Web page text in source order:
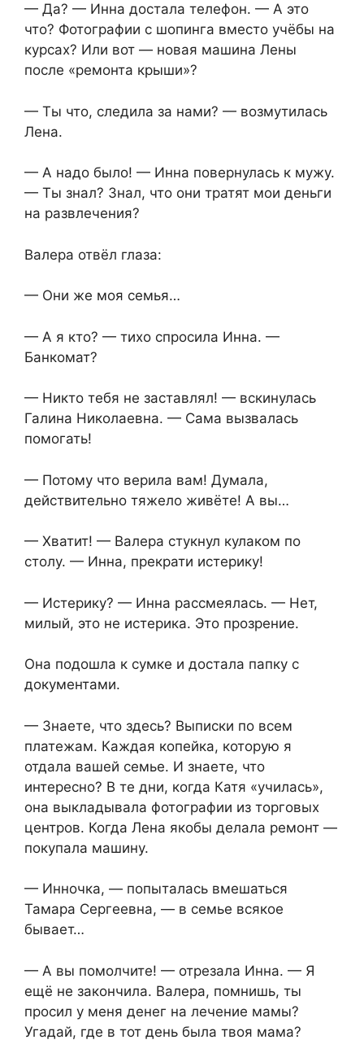
— Да? — Инна достала телефон. — А это
что? Фотографии с шопинга вместо учёбы на
курсах? Или вот — новая машина Лены
после «ремонта крыши»?
— Ты что, следила за нами? — возмутилась
Лена.
— А надо было! — Инна повернулась к мужу.
— Ты знал? Знал, что они тратят мои деньги
на развлечения?
Валера отвёл глаза:
— Они же моя семья…
— А я кто? — тихо спросила Инна. —
Банкомат?
— Никто тебя не заставлял! — вскинулась
Галина Николаевна. — Сама вызвалась
помогать!
— Потому что верила вам! Думала,
действительно тяжело живёте! А вы…
— Хватит! — Валера стукнул кулаком по
столу. — Инна, прекрати истерику!
— Истерику? — Инна рассмеялась. — Нет,
милый, это не истерика. Это прозрение.
Она подошла к сумке и достала папку с
документами.
— Знаете, что здесь? Выписки по всем
платежам. Каждая копейка, которую я
отдала вашей семье. И знаете, что
интересно? В те дни, когда Катя «училась»,
она выкладывала фотографии из торговых
центров. Когда Лена якобы делала ремонт —
покупала машину.
— Инночка, — попыталась вмешаться
Тамара Сергеевна, — в семье всякое
бывает…
— А вы помолчите! — отрезала Инна. — Я
ещё не закончила. Валера, помнишь, ты
просил у меня денег на лечение мамы?
Угадай, где в тот день была твоя мама?